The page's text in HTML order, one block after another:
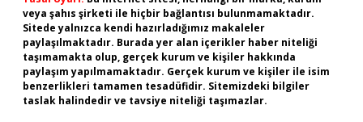
veya şahıs şirketi ile hiçbir bağlantısı bulunmamaktadır.
Sitede yalnızca kendi hazırladığımız makaleler
paylaşılmaktadır. Burada yer alan içerikler haber niteliği
taşımamakta olup, gerçek kurum ve kişiler hakkında
paylaşım yapılmamaktadır. Gerçek kurum ve kişiler ile isim
benzerlikleri tamamen tesadüfidir. Sitemizdeki bilgiler
taslak halindedir ve tavsiye niteliği taşımazlar.